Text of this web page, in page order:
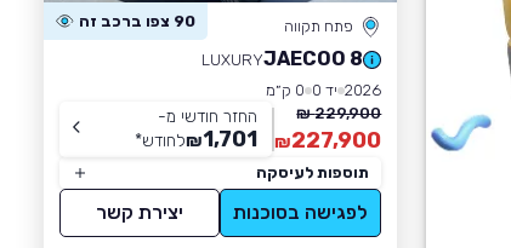
פתח תקווה 90 צפו ברכב זה
JAECOO 8
LUXURY
2026 יד 0
0 ק״מ
229,900 ₪
227,900
₪
החזר חודשי מ-
1,701
₪לחודש*
תוספות לעיסקה
לפגישה בסוכנות יצירת קשר